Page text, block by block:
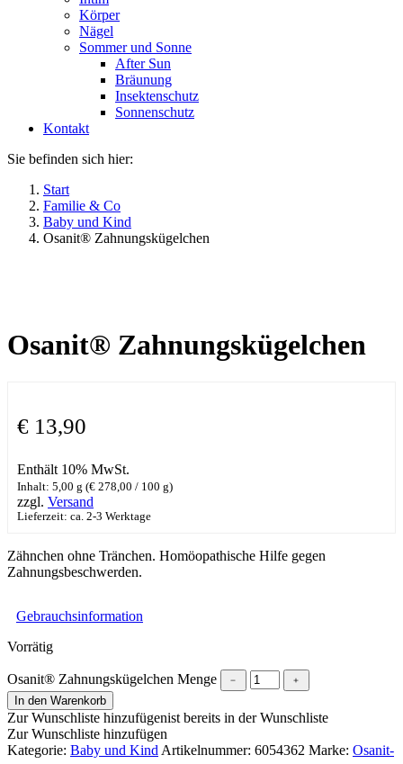
Körper
Nägel
Sommer und Sonne
After Sun
Bräunung
Insektenschutz
Sonnenschutz
Kontakt
Sie befinden sich hier:
Start
Familie & Co
Baby und Kind
Osanit® Zahnungskügelchen
Osanit® Zahnungskügelchen
€ 13,90
Enthält 10% MwSt.
Inhalt: 5,00 g (€ 278,00 / 100 g)
zzgl. Versand
Lieferzeit: ca. 2-3 Werktage
Zähnchen ohne Tränchen. Homöopathische Hilfe gegen
Zahnungsbeschwerden.
Gebrauchsinformation
Vorrätig
Osanit® Zahnungskügelchen Menge ﹣
﹢
In den Warenkorb
Zur Wunschliste hinzufügenist bereits in der Wunschliste
Zur Wunschliste hinzufügen
Kategorie: Baby und Kind Artikelnummer: 6054362 Marke: Osanit-